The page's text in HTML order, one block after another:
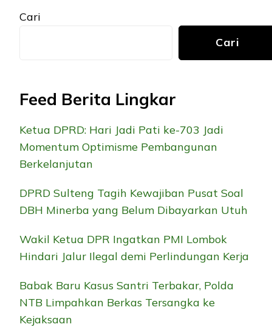
Cari
Cari
Feed Berita Lingkar
Ketua DPRD: Hari Jadi Pati ke-703 Jadi
Momentum Optimisme Pembangunan
Berkelanjutan
DPRD Sulteng Tagih Kewajiban Pusat Soal
DBH Minerba yang Belum Dibayarkan Utuh
Wakil Ketua DPR Ingatkan PMI Lombok
Hindari Jalur Ilegal demi Perlindungan Kerja
Babak Baru Kasus Santri Terbakar, Polda
NTB Limpahkan Berkas Tersangka ke
Kejaksaan